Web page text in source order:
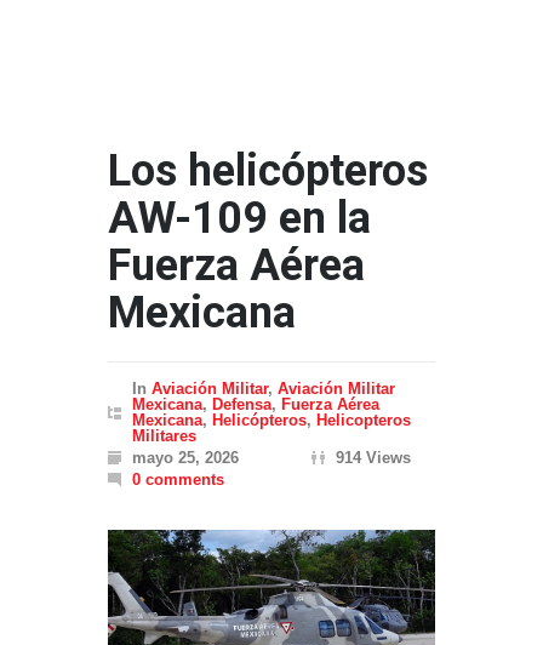
Los helicópteros
AW-109 en la
Fuerza Aérea
Mexicana
In Aviación Militar, Aviación Militar
Mexicana, Defensa, Fuerza Aérea
Mexicana, Helicópteros, Helicopteros
Militares
mayo 25, 2026
914 Views
0 comments